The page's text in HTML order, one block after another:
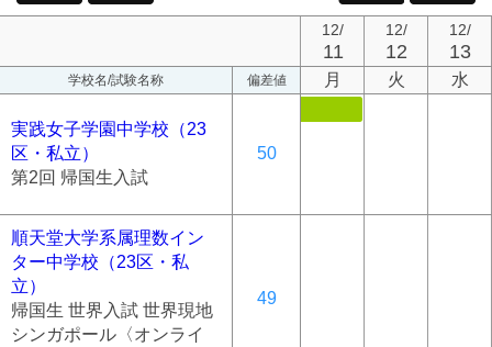
12/
11
12/
12
12/
13
学校名/試験名称 偏差値 月 火 水
実践女子学園中学校（23
区・私立）
第2回 帰国生入試
50
順天堂大学系属理数イン
ター中学校（23区・私
立）
帰国生 世界入試 世界現地
シンガポール〈オンライ
49